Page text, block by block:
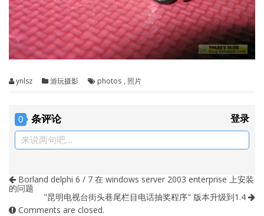
ynlsz 游玩摄影 photos , 照片
0 条评论 登录
来说两句吧...
Borland delphi 6 / 7 在 windows server 2003 enterprise 上安装
的问题
"昆明电视台街头巷尾栏目电话抽奖程序" 版本升级到1.4
Comments are closed.